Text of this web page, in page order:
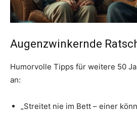
Augenzwinkernde
Humorvolle Tipps für weitere 50
an:
„Streitet nie im Bett – einer